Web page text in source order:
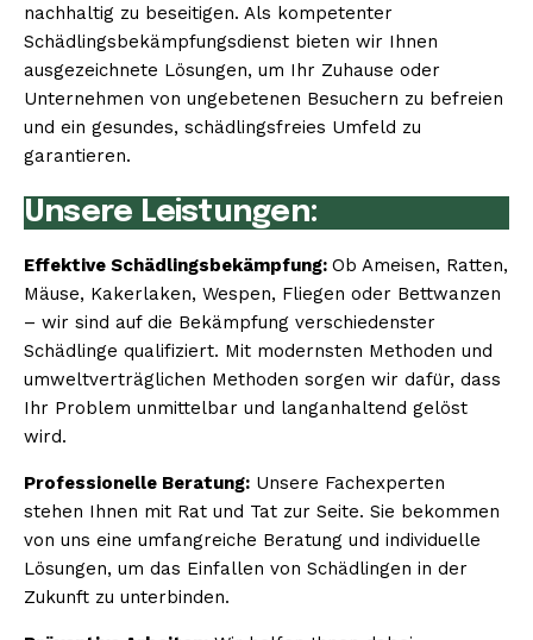
nachhaltig zu beseitigen. Als kompetenter
Schädlingsbekämpfungsdienst bieten wir Ihnen
ausgezeichnete Lösungen, um Ihr Zuhause oder
Unternehmen von ungebetenen Besuchern zu befreien
und ein gesundes, schädlingsfreies Umfeld zu
garantieren.
Unsere Leistungen:
Effektive Schädlingsbekämpfung: Ob Ameisen, Ratten,
Mäuse, Kakerlaken, Wespen, Fliegen oder Bettwanzen
– wir sind auf die Bekämpfung verschiedenster
Schädlinge qualifiziert. Mit modernsten Methoden und
umweltverträglichen Methoden sorgen wir dafür, dass
Ihr Problem unmittelbar und langanhaltend gelöst
wird.
Professionelle Beratung: Unsere Fachexperten
stehen Ihnen mit Rat und Tat zur Seite. Sie bekommen
von uns eine umfangreiche Beratung und individuelle
Lösungen, um das Einfallen von Schädlingen in der
Zukunft zu unterbinden.